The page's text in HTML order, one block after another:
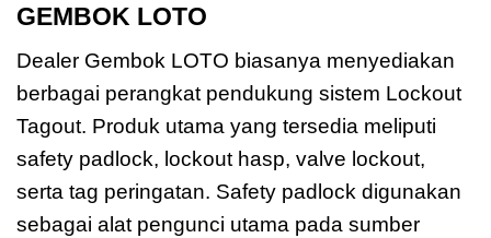
GEMBOK LOTO
Dealer Gembok LOTO biasanya menyediakan
berbagai perangkat pendukung sistem Lockout
Tagout. Produk utama yang tersedia meliputi
safety padlock, lockout hasp, valve lockout,
serta tag peringatan. Safety padlock digunakan
sebagai alat pengunci utama pada sumber